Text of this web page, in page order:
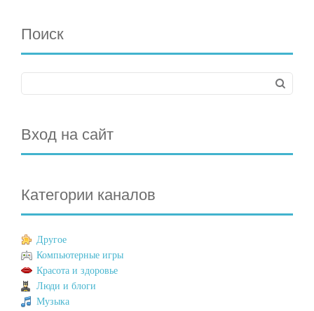
Поиск
Вход на сайт
Категории каналов
Другое
Компьютерные игры
Красота и здоровье
Люди и блоги
Музыка